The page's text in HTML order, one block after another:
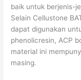
baik untuk berjenis-
Selain Cellustone
dapat digunakan
phenolicresin, ACP
material ini
masing.